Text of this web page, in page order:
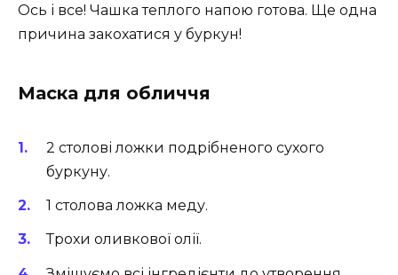
Ось і все! Чашка теплого напою готова. Ще одна
причина закохатися у буркун!
Маска для обличчя
2 столові ложки подрібненого сухого
буркуну.
1 столова ложка меду.
Трохи оливкової олії.